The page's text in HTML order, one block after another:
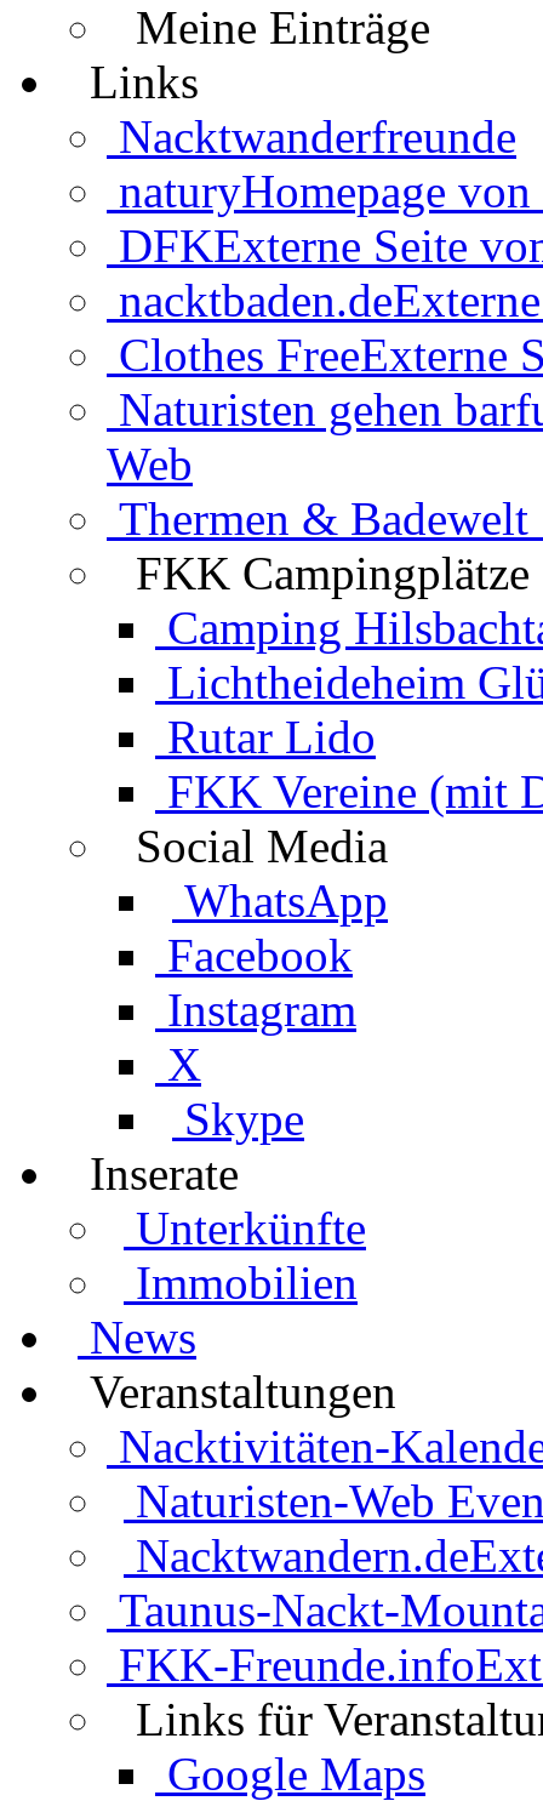
Meine Einträge
Links
Nacktwanderfreunde
naturyHomepage
DFKExterne Seite
nacktbaden.de
Clothes FreeExterne
Naturisten gehen
Web
Thermen & Badewelt
FKK Campingplätze
Camping
Lichtheideheim
Rutar Lido
FKK Vereine (mit
Social Media
WhatsApp
Facebook
Instagram
X
Skype
Inserate
Unterkünfte
Immobilien
News
Veranstaltungen
Nacktivitäten-
Naturisten-Web
Nacktwandern.de
Taunus-Nackt-
FKK-Freunde.info
Links für
Google Maps